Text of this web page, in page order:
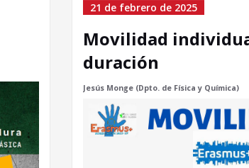
21 de febrero de 2025
Movilidad
duración
Jesús Monge (Dpto. de Física y Química)